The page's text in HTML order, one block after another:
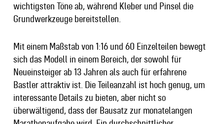
wichtigsten Töne ab, während Kleber und Pinsel die
Grundwerkzeuge bereitstellen.
Mit einem Maßstab von 1:16 und 60 Einzelteilen bewegt
sich das Modell in einem Bereich, der sowohl für
Neueinsteiger ab 13 Jahren als auch für erfahrene
Bastler attraktiv ist. Die Teileanzahl ist hoch genug, um
interessante Details zu bieten, aber nicht so
überwältigend, dass der Bausatz zur monatelangen